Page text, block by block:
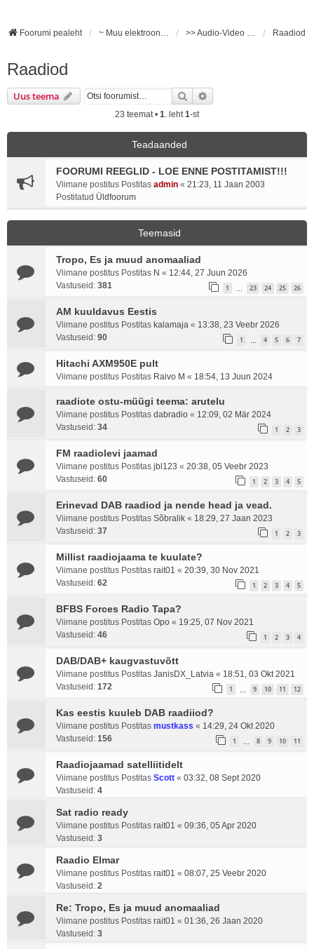
Foorumi pealeht ~ Muu elektroonika ~ >> Audio-Video << Raadiod
Raadiod
Uus teema Otsi
23 teemat • 1. leht1-st
Teadaanded
FOORUMI REEGLID - LOE ENNE POSTITAMIST!!!
Viimane postitus Postitas admin « 21:23, 11 Jaan 2003
Postitatud Üldfoorum
Teemasid
Tropo, Es ja muud anomaaliad
Viimane postitus Postitas N « 12:44, 27 Juun 2026
Vastuseid: 381 1 23 24 25 26
AM kuuldavus Eestis
Viimane postitus Postitas kalamaja « 13:38, 23 Veebr 2026
Vastuseid: 90 1 4 5 6 7
Hitachi AXM950E pult
Viimane postitus Postitas Raivo M « 18:54, 13 Juun 2024
raadiote ostu-müügi teema: arutelu
Viimane postitus Postitas dabradio « 12:09, 02 Mär 2024
Vastuseid: 34 1 2 3
FM raadiolevi jaamad
Viimane postitus Postitas jbl123 « 20:38, 05 Veebr 2023
Vastuseid: 60 1 2 3 4 5
Erinevad DAB raadiod ja nende head ja vead.
Viimane postitus Postitas Sõbralik « 18:29, 27 Jaan 2023
Vastuseid: 37 1 2 3
Millist raadiojaama te kuulate?
Viimane postitus Postitas rait01 « 20:39, 30 Nov 2021
Vastuseid: 62 1 2 3 4 5
BFBS Forces Radio Tapa?
Viimane postitus Postitas Opo « 19:25, 07 Nov 2021
Vastuseid: 46 1 2 3 4
DAB/DAB+ kaugvastuvõtt
Viimane postitus Postitas JanisDX_Latvia « 18:51, 03 Okt 2021
Vastuseid: 172 1 9 10 11 12
Kas eestis kuuleb DAB raadiiod?
Viimane postitus Postitas mustkass « 14:29, 24 Okt 2020
Vastuseid: 156 1 8 9 10 11
Raadiojaamad satelliitidelt
Viimane postitus Postitas Scott « 03:32, 08 Sept 2020
Vastuseid: 4
Sat radio ready
Viimane postitus Postitas rait01 « 09:36, 05 Apr 2020
Vastuseid: 3
Raadio Elmar
Viimane postitus Postitas rait01 « 08:07, 25 Veebr 2020
Vastuseid: 2
Re: Tropo, Es ja muud anomaaliad
Viimane postitus Postitas rait01 « 01:36, 26 Jaan 2020
Vastuseid: 3